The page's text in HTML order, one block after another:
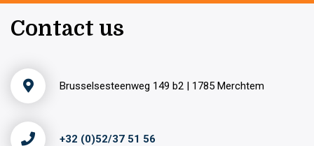
Contact us
Brusselsesteenweg 149 b2 | 1785 Merchtem
+32 (0)52/37 51 56